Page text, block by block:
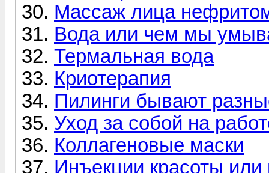
Массаж лица
Вода или чем мы
Термальная вода
Криотерапия
Пилинги бывают
Уход за собой на
Коллагеновые маски
Инъекции красоты или